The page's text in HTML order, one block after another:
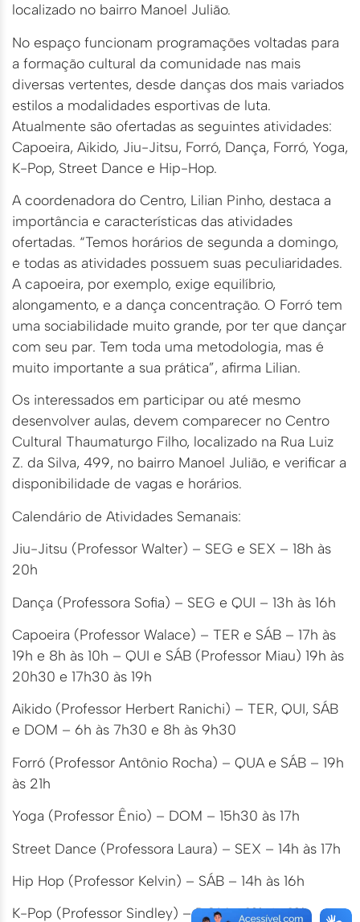
localizado no bairro Manoel Julião.
No espaço funcionam programações voltadas para
a formação cultural da comunidade nas mais
diversas vertentes, desde danças dos mais variados
estilos a modalidades esportivas de luta.
Atualmente são ofertadas as seguintes atividades:
Capoeira, Aikido, Jiu-Jitsu, Forró, Dança, Forró, Yoga,
K-Pop, Street Dance e Hip-Hop.
A coordenadora do Centro, Lilian Pinho, destaca a
importância e características das atividades
ofertadas. “Temos horários de segunda a domingo,
e todas as atividades possuem suas peculiaridades.
A capoeira, por exemplo, exige equilíbrio,
alongamento, e a dança concentração. O Forró tem
uma sociabilidade muito grande, por ter que dançar
com seu par. Tem toda uma metodologia, mas é
muito importante a sua prática”, afirma Lilian.
Os interessados em participar ou até mesmo
desenvolver aulas, devem comparecer no Centro
Cultural Thaumaturgo Filho, localizado na Rua Luiz
Z. da Silva, 499, no bairro Manoel Julião, e verificar a
disponibilidade de vagas e horários.
Calendário de Atividades Semanais:
Jiu-Jitsu (Professor Walter) – SEG e SEX – 18h às
20h
Dança (Professora Sofia) – SEG e QUI – 13h às 16h
Capoeira (Professor Walace) – TER e SÁB – 17h às
19h e 8h às 10h – QUI e SÁB (Professor Miau) 19h às
20h30 e 17h30 às 19h
Aikido (Professor Herbert Ranichi) – TER, QUI, SÁB
e DOM – 6h às 7h30 e 8h às 9h30
Forró (Professor Antônio Rocha) – QUA e SÁB – 19h
às 21h
Yoga (Professor Ênio) – DOM – 15h30 às 17h
Street Dance (Professora Laura) – SEX – 14h às 17h
Hip Hop (Professor Kelvin) – SÁB – 14h às 16h
K-Pop (Professor Sindley) – DOM – 10h às 13h